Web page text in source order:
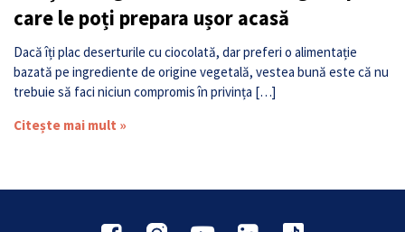
care le poți prepara ușor acasă
Dacă îți plac deserturile cu ciocolată, dar preferi o alimentație
bazată pe ingrediente de origine vegetală, vestea bună este că nu
trebuie să faci niciun compromis în privința […]
Citește mai mult »